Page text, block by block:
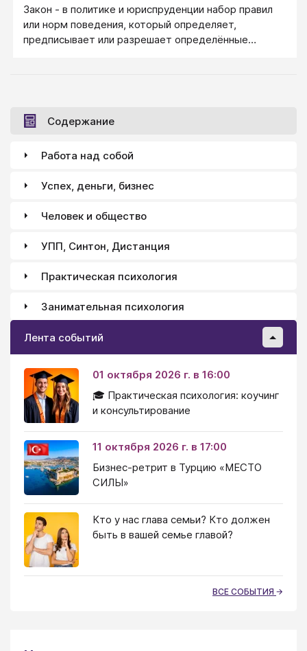
Закон - в политике и юриспруденции набор правил
или норм поведения, который определяет,
предписывает или разрешает определённые
правилам поведения.
Содержание
Работа над собой
Успех, деньги, бизнес
Человек и общество
УПП, Синтон, Дистанция
Практическая психология
Занимательная психология
Лента событий
01 октября 2026 г. в 16:00
🎓 Практическая психология: коучинг
и консультирование
11 октября 2026 г. в 17:00
Бизнес-ретрит в Турцию «МЕСТО
СИЛЫ»
Кто у нас глава семьи? Кто должен
быть в вашей семье главой?
ВСЕ СОБЫТИЯ